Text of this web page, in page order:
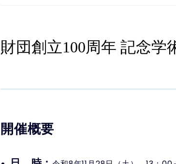
財団創立100周年 記念学
開催概要